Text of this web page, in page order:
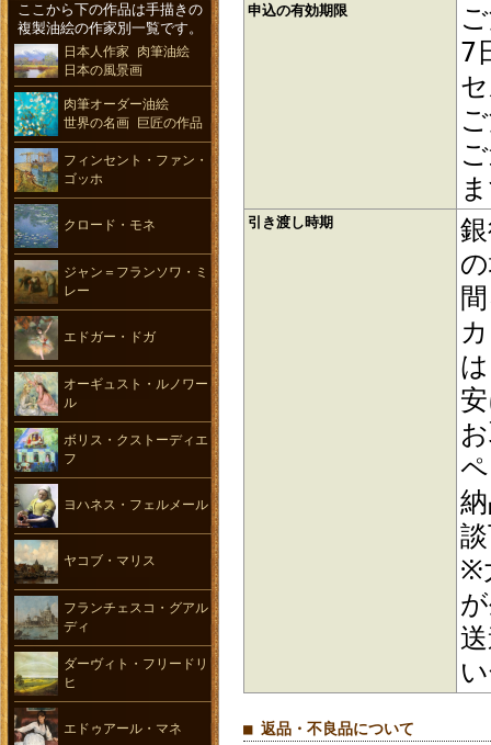
ここから下の作品は手描きの
複製油絵の作家別一覧です。
日本人作家 肉筆油絵
日本の風景画
肉筆オーダー油絵
世界の名画 巨匠の作品
フィンセント・ファン・
ゴッホ
クロード・モネ
ジャン＝フランソワ・ミ
レー
エドガー・ドガ
オーギュスト・ルノワー
ル
ボリス・クストーディエ
フ
ヨハネス・フェルメール
ヤコブ・マリス
フランチェスコ・グアル
ディ
ダーヴィト・フリードリ
ヒ
エドゥアール・マネ
申込の有効期限
7
引き渡し時期
※
■ 返品・不良品について